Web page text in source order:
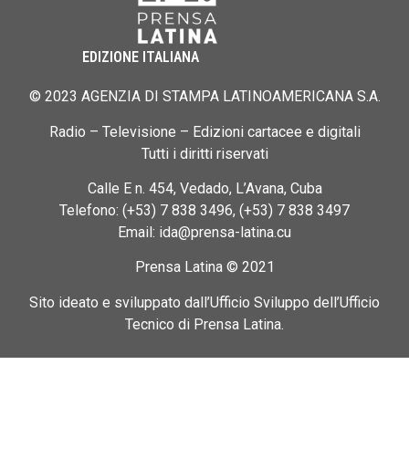
EDIZIONE ITALIANA
© 2023 AGENZIA DI STAMPA LATINOAMERICANA S.A.
Radio – Televisione – Edizioni cartacee e digitali
Tutti i diritti riservati
Calle E n. 454, Vedado, L’Avana, Cuba
Telefono: (+53) 7 838 3496, (+53) 7 838 3497
Email: ida@prensa-latina.cu
Prensa Latina © 2021
Sito ideato e sviluppato dall’Ufficio Sviluppo dell’Ufficio
Tecnico di Prensa Latina.